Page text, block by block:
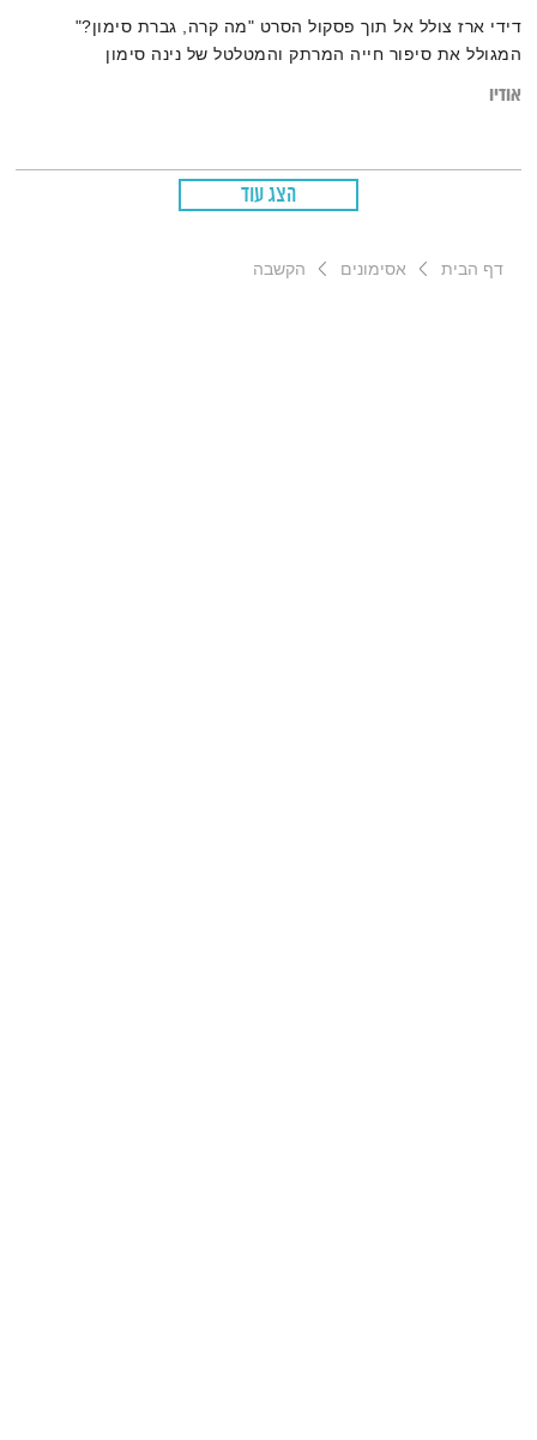
דידי ארז צולל אל תוך פסקול הסרט "מה קרה, גברת סימון?"
המגולל את סיפור חייה המרתק והמטלטל של נינה סימון
אודיו
הצג עוד
דף הבית אסימונים הקשבה